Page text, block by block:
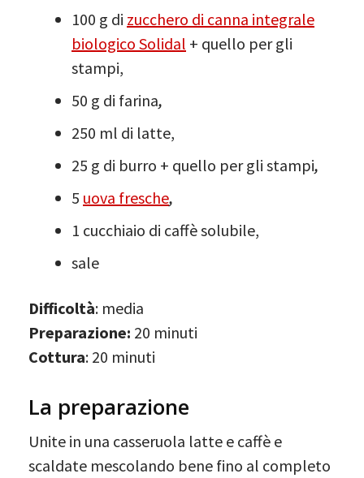
100 g di zucchero di canna integrale
biologico Solidal + quello per gli
stampi,
50 g di farina,
250 ml di latte,
25 g di burro + quello per gli stampi,
5 uova fresche,
1 cucchiaio di caffè solubile,
sale
Difficoltà: media
Preparazione: 20 minuti
Cottura: 20 minuti
La preparazione
Unite in una casseruola latte e caffè e
scaldate mescolando bene fino al completo